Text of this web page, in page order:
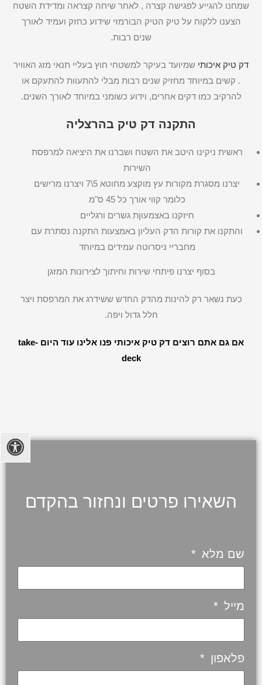
שמחנו להגייע לפגישה קצרה , לאחר שיחה קצראה ומדידת השטח
הצענו ללקוח על טיק הטיק הבורמזי שידוע כחזק ועמיד לאורך
שנים רבות.
דק טיק איכותי שמיועד בעיקר למשטחי חוץ בעליי תנאי מזג האוויר
. קשים במיוחד מחזיק שנים רבות מבלי להתעוות להתעקם או
להרקיב כמו דקים אחרים, וידוע כשומני במיוחד לאורך השנים.
התקנה דק טיק בהרצליה
ראשית ניקינו היטב את השטח ושברנו את היציאה למרפסת
השירות
יצרנו מסגרת מקורות עץ מוקצע מחוטא 5\7 ויצרנו מרישים
כלומר קווי אורך כל 45 ס"מ
חיזקנו באצמעוןת גשרים ורגליים
והתקנו את קורות הדק העליון באמצעות התקנה נסתרת עם
מחבריי ניסרוטה עמידים במיוחד
בסוף יצרנו פיתחי שירות וחיתוך לצירונות המזגן
כעת נשאר רק להינות מהדק החדש ששידרג את המרפסת ויצר
חלל גדול ויפה.
אם גם אתם רוצים דק טיק איכותי פנו אלינו עוד היום take-
deck
השאירו פרטים ונחזור בהקדם
שם מלא
מייל
פלאפון